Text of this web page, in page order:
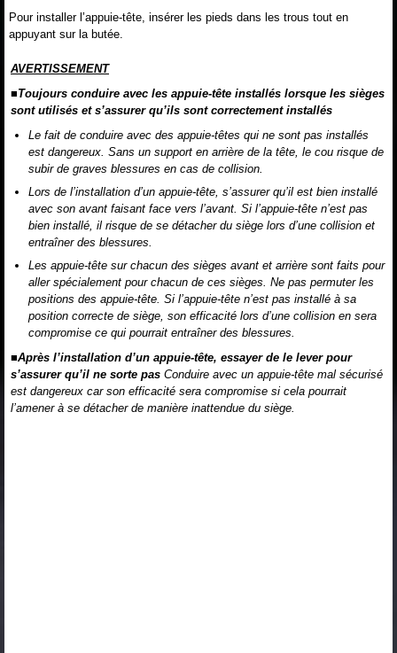
Pour installer l’appuie-tête, insérer les pieds dans les trous tout en
appuyant sur la butée.
AVERTISSEMENT
■Toujours conduire avec les appuie-tête installés lorsque les sièges
sont utilisés et s’assurer qu’ils sont correctement installés
Le fait de conduire avec des appuie-têtes qui ne sont pas installés
est dangereux. Sans un support en arrière de la tête, le cou risque de
subir de graves blessures en cas de collision.
Lors de l’installation d’un appuie-tête, s’assurer qu’il est bien installé
avec son avant faisant face vers l’avant. Si l’appuie-tête n’est pas
bien installé, il risque de se détacher du siège lors d’une collision et
entraîner des blessures.
Les appuie-tête sur chacun des sièges avant et arrière sont faits pour
aller spécialement pour chacun de ces sièges. Ne pas permuter les
positions des appuie-tête. Si l’appuie-tête n’est pas installé à sa
position correcte de siège, son efficacité lors d’une collision en sera
compromise ce qui pourrait entraîner des blessures.
■Après l’installation d’un appuie-tête, essayer de le lever pour
s’assurer qu’il ne sorte pas Conduire avec un appuie-tête mal sécurisé
est dangereux car son efficacité sera compromise si cela pourrait
l’amener à se détacher de manière inattendue du siège.